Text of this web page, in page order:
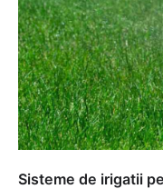
Sisteme de irigatii